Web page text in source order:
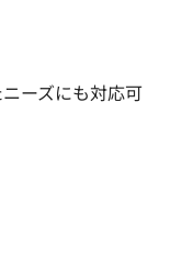
ーズにも対応可